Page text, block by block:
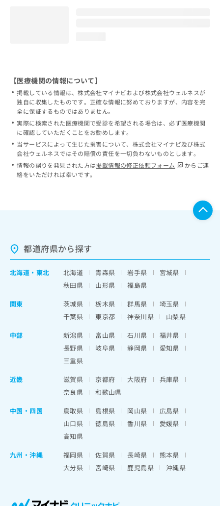
【医療機関の情報について】
掲載している情報は、株式会社マイナビおよび株式会社ウェルネスが
独自に収集したものです。正確な情報に努めておりますが、内容を完
全に保証するものではありません。
実際に検索された医療機関で受診を希望される場合は、必ず医療機関
に確認していただくことをお勧めします。
当サービスによって生じた損害について、株式会社マイナビ及び株式
会社ウェルネスではその賠償の責任を一切負わないものとします。
情報の誤りを発見された方は掲載情報の修正依頼フォーム
からご連
絡をいただければ幸いです。
都道府県から探す
北海道 ・ 東北 北海道 青森県 岩手県
宮城県
秋田県
山形県
福島県
関東
茨城県 栃木県 群馬県
埼玉県
千葉県
東京都 神奈川県
山梨県
中部
新潟県 富山県 石川県
福井県
長野県
岐阜県 静岡県
愛知県
三重県
近畿
滋賀県 京都府 大阪府
兵庫県
奈良県
和歌山県
中国・四国
鳥取県 島根県 岡山県
広島県
山口県
徳島県 香川県
愛媛県
高知県
九州・沖縄
福岡県 佐賀県 長崎県
熊本県
大分県
宮崎県 鹿児島県 沖縄県